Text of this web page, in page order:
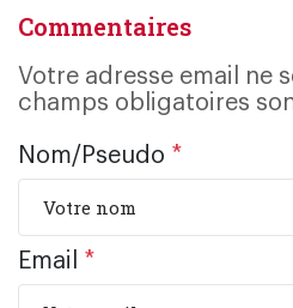
Commentaires
Votre adresse email ne
champs obligatoires
Nom/Pseudo *
Email *